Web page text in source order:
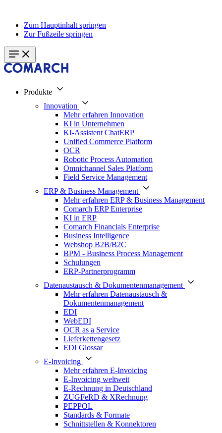
Zum Hauptinhalt springen
Zur Fußzeile springen
Produkte
Innovation
Mehr erfahren Innovation
KI in Unternehmen
KI-Assistent ChatERP
Unified Commerce Platform
OCR
Robotic Process Automation
Omnichannel Sales Platform
Field Service Management
ERP & Business Management
Mehr erfahren ERP & Business Management
Comarch ERP Enterprise
KI in ERP
Comarch Financials Enterprise
Business Intelligence
Webshop B2B/B2C
BPM - Business Process Management
Schulungen
ERP-Partnerprogramm
Datenaustausch & Dokumentenmanagement
Mehr erfahren Datenaustausch &
Dokumentenmanagement
EDI
WebEDI
OCR as a Service
Lieferkettengesetz
EDI Glossar
E-Invoicing
Mehr erfahren E-Invoicing
E-Invoicing weltweit
E-Rechnung in Deutschland
ZUGFeRD & XRechnung
PEPPOL
Standards & Formate
Schnittstellen & Konnektoren